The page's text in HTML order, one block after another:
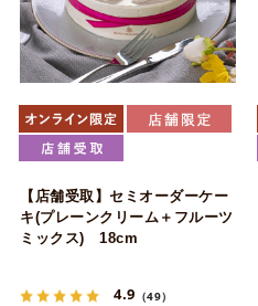
【店舗受取】セミオーダーケー
キ(プレーンクリーム＋フルーツ
ミックス) 18cm
4.9 （49）